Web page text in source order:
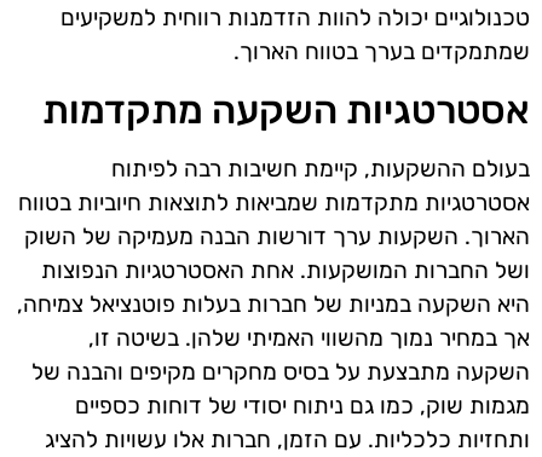
טכנולוגיים יכולה להוות הזדמנות רווחית למשקיעים
שמתמקדים בערך בטווח הארוך.
אסטרטגיות השקעה מתקדמות
בעולם ההשקעות, קיימת חשיבות רבה לפיתוח
אסטרטגיות מתקדמות שמביאות לתוצאות חיוביות בטווח
הארוך. השקעות ערך דורשות הבנה מעמיקה של השוק
ושל החברות המושקעות. אחת האסטרטגיות הנפוצות
היא השקעה במניות של חברות בעלות פוטנציאל צמיחה,
אך במחיר נמוך מהשווי האמיתי שלהן. בשיטה זו,
השקעה מתבצעת על בסיס מחקרים מקיפים והבנה של
מגמות שוק, כמו גם ניתוח יסודי של דוחות כספיים
ותחזיות כלכליות. עם הזמן, חברות אלו עשויות להציג